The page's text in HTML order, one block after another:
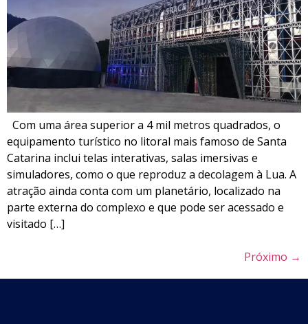
Com uma área superior a 4 mil metros quadrados, o
equipamento turístico no litoral mais famoso de Santa
Catarina inclui telas interativas, salas imersivas e
simuladores, como o que reproduz a decolagem à Lua. A
atração ainda conta com um planetário, localizado na
parte externa do complexo e que pode ser acessado e
visitado […]
Próximo →